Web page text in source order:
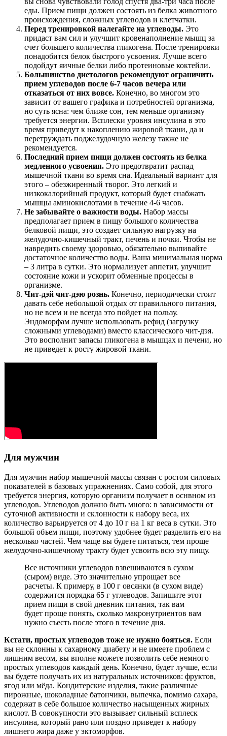
еды. Прием пищи должен состоять из белка животного
происхождения, сложных углеводов и клетчатки.
Перед тренировкой налегайте на углеводы. Это
придаст вам сил и улучшит кровенаполнение мышц за
счет большего количества гликогена. После тренировки
понадобится белок быстрого усвоения. Лучше всего
подойдут яичные белки либо протеиновые коктейли.
Большинство диетологов рекомендуют ограничить
прием углеводов после 6-7 часов вечера или
отказаться от них вовсе. Конечно, во многом это
зависит от вашего графика и потребностей организма,
но суть ясна: чем ближе сон, тем меньше организму
требуется энергии. Всплески уровня инсулина в это
время приведут к накоплению жировой ткани, да и
перетруждать поджелудочную железу также не
рекомендуется.
Последний прием пищи должен состоять из белка
медленного усвоения. Это предотвратит распад
мышечной ткани во время сна. Идеальный вариант для
этого – обезжиренный творог. Это легкий и
низкокалорийный продукт, который будет снабжать
мышцы аминокислотами в течение 4-6 часов.
Не забывайте о важности воды. Набор массы
предполагает прием в пищу большого количества
белковой пищи, это создает сильную нагрузку на
желудочно-кишечный тракт, печень и почки. Чтобы не
навредить своему здоровью, обязательно выпивайте
достаточное количество воды. Ваша минимальная норма
– 3 литра в сутки. Это нормализует аппетит, улучшит
состояние кожи и ускорит обменные процессы в
организме.
Чит-дэй чит-дэю рознь. Конечно, периодически стоит
давать себе небольшой отдых от правильного питания,
но не всем и не всегда это пойдет на пользу.
Эндоморфам лучше использовать рефид (загрузку
сложными углеводами) вместо классического чит-дэя.
Это восполнит запасы гликогена в мышцах и печени, но
не приведет к росту жировой ткани.
Для мужчин
Для мужчин набор мышечной массы связан с ростом силовых
показателей в базовых упражнениях. Само собой, для этого
требуется энергия, которую организм получает в оснвном из
углеводов. Углеводов должно быть много: в зависимости от
суточной активности и склонности к набору веса, их
количество варьируется от 4 до 10 г на 1 кг веса в сутки. Это
большой объем пищи, поэтому удобнее будет разделить его на
несколько частей. Чем чаще вы будете питаться, тем проще
желудочно-кишечному тракту будет усвоить всю эту пищу.
Все источники углеводов взвешиваются в сухом
(сыром) виде. Это значительно упрощает все
расчеты. К примеру, в 100 г овсянки (в сухом виде)
содержится порядка 65 г углеводов. Запишите этот
прием пищи в свой дневник питания, так вам
будет проще понять, сколько макронутриентов вам
нужно съесть после этого в течение дня.
Кстати, простых углеводов тоже не нужно бояться. Если
вы не склонны к сахарному диабету и не имеете проблем с
лишним весом, вы вполне можете позволить себе немного
простых углеводов каждый день. Конечно, будет лучше, если
вы будете получать их из натуральных источников: фруктов,
ягод или мёда. Кондитерские изделия, такие различные
пирожные, шоколадные батончики, выпечка, помимо сахара,
содержат в себе большое количество насыщенных жирных
кислот. В совокупности это вызывает сильный всплеск
инсулина, который рано или поздно приведет к набору
лишнего жира даже у эктоморфов.